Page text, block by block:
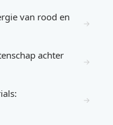
van rood en
→
achter
→
→